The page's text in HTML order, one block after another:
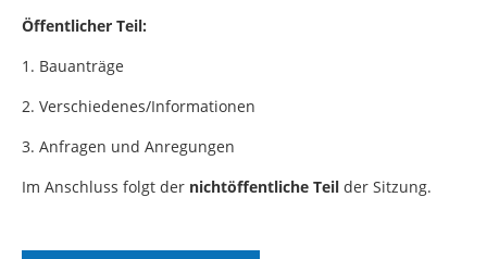
Öffentlicher Teil:
1. Bauanträge
2. Verschiedenes/Informationen
3. Anfragen und Anregungen
Im Anschluss folgt der nichtöffentliche Teil der Sitzung.